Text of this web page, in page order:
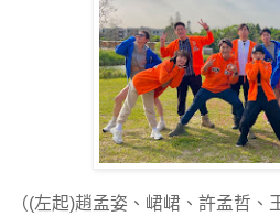
（(左起)趙孟姿、峮峮、許孟哲、